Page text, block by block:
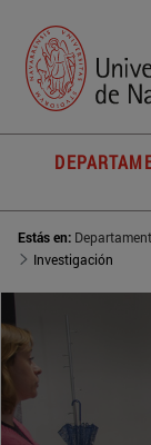
Estás en:
Investigación